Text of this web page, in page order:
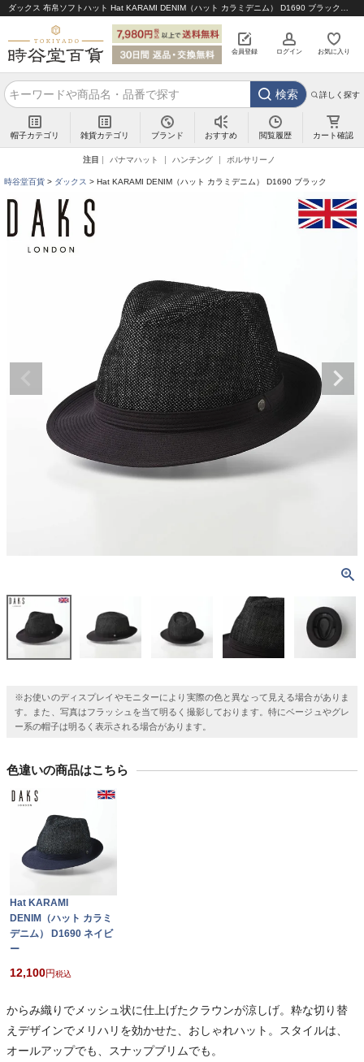
会員登録 ログイン お気に入り
検索 詳しく探す
帽子カテゴリ 雑貨カテゴリ ブランド おすすめ 閲覧履歴 カート確認
注目 パナマハット ハンチング ボルサリーノ
時谷堂百貨 ダックス Hat KARAMI DENIM（ハット カラミデニム） D1690 ブラック
※お使いのディスプレイやモニターにより実際の色と異なって見える場合がありま
す。また、写真はフラッシュを当て明るく撮影しております。特にベージュやグレ
ー系の帽子は明るく表示される場合があります。
色違いの商品はこちら
Hat KARAMI
DENIM（ハット カラミ
デニム） D1690 ネイビ
ー
12,100 税込
からみ織りでメッシュ状に仕上げたクラウンが涼しげ。粋な切り替
えデザインでメリハリを効かせた、おしゃれハット。スタイルは、
オールアップでも、スナップブリムでも。